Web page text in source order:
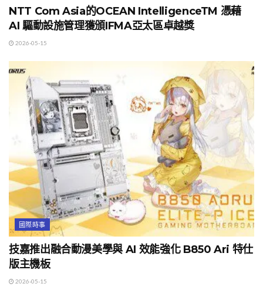
NTT Com Asia的OCEAN IntelligenceTM 憑藉
AI 驅動設施管理獲頒IFMA亞太區卓越獎
2026-05-15
國際時事
技嘉推出融合動漫美學與 AI 效能強化 B850 Ari 特仕
版主機板
2026-05-15